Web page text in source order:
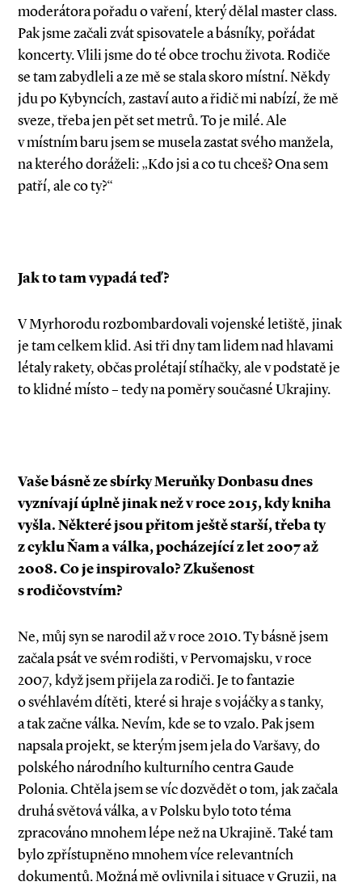
moderátora pořadu o vaření, který dělal master class.
Pak jsme začali zvát spisovatele a básníky, pořádat
koncerty. Vlili jsme do té obce trochu života. Rodiče
se tam zabydleli a ze mě se stala skoro místní. Někdy
jdu po Kybyncích, zastaví auto a řidič mi nabízí, že mě
sveze, třeba jen pět set metrů. To je milé. Ale
v místním baru jsem se musela zastat svého manžela,
na kterého doráželi: „Kdo jsi a co tu chceš? Ona sem
patří, ale co ty?“
Jak to tam vypadá teď?
V Myrhorodu rozbombardovali vojenské letiště, jinak
je tam celkem klid. Asi tři dny tam lidem nad hlavami
létaly rakety, občas prolétají stíhačky, ale v podstatě je
to klidné místo – tedy na poměry současné Ukrajiny.
Vaše básně ze sbírky Meruňky Donbasu dnes
vyznívají úplně jinak než v roce 2015, kdy kniha
vyšla. Některé jsou přitom ještě starší, třeba ty
z cyklu Ňam a válka, pocházející z let 2007 až
2008. Co je inspirovalo? Zkušenost
s rodičovstvím?
Ne, můj syn se narodil až v roce 2010. Ty básně jsem
začala psát ve svém rodišti, v Pervomajsku, v roce
2007, když jsem přijela za rodiči. Je to fantazie
o svéhlavém dítěti, které si hraje s vojáčky a s tanky,
a tak začne válka. Nevím, kde se to vzalo. Pak jsem
napsala projekt, se kterým jsem jela do Varšavy, do
polského národního kulturního centra Gaude
Polonia. Chtěla jsem se víc dozvědět o tom, jak začala
druhá světová válka, a v Polsku bylo toto téma
zpracováno mnohem lépe než na Ukrajině. Také tam
bylo zpřístupněno mnohem více relevantních
dokumentů. Možná mě ovlivnila i situace v Gruzii, na